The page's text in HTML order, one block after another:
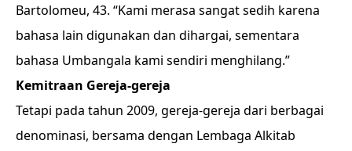
Bartolomeu, 43. “Kami merasa sangat sedih karena
bahasa lain digunakan dan dihargai, sementara
bahasa Umbangala kami sendiri menghilang.”
Kemitraan Gereja-gereja
Tetapi pada tahun 2009, gereja-gereja dari berbagai
denominasi, bersama dengan Lembaga Alkitab